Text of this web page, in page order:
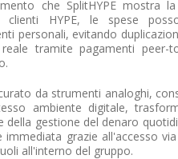
che SplitHYPE mostra
HYPE, le spese
personali, evitando
tramite pagamenti peer-
da strumenti analoghi,
ambiente digitale,
della gestione del denaro
grazie all'accesso
all'interno del gruppo.